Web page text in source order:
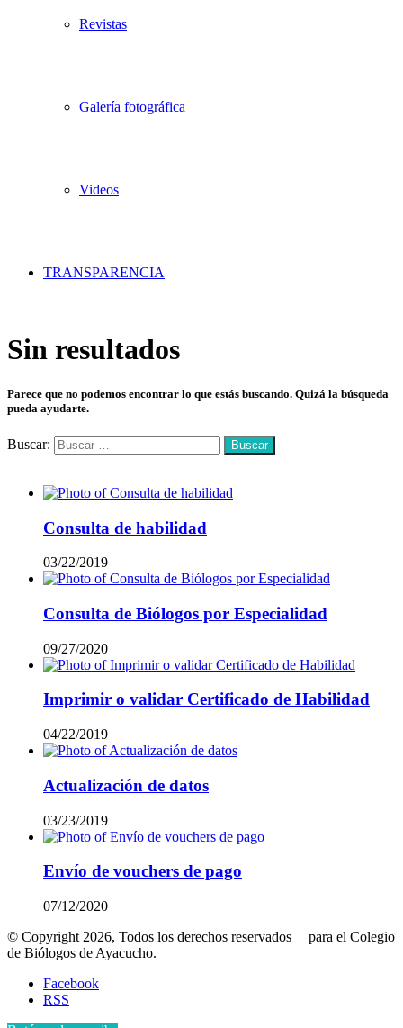
Revistas
Galería fotográfica
Videos
TRANSPARENCIA
Sin resultados
Parece que no podemos encontrar lo que estás buscando. Quizá la búsqueda
pueda ayudarte.
Buscar:
Consulta de habilidad
03/22/2019
Consulta de Biólogos por Especialidad
09/27/2020
Imprimir o validar Certificado de Habilidad
04/22/2019
Actualización de datos
03/23/2019
Envío de vouchers de pago
07/12/2020
© Copyright 2026, Todos los derechos reservados | para el Colegio
de Biólogos de Ayacucho.
Facebook
RSS